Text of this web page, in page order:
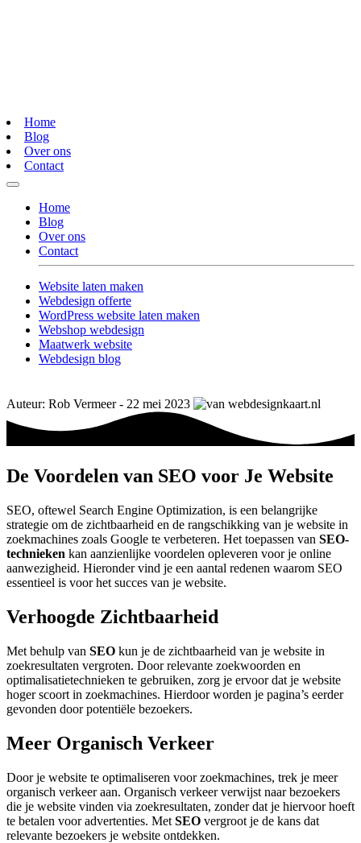
Home
Blog
Over ons
Contact
Home
Blog
Over ons
Contact
Website laten maken
Webdesign offerte
WordPress website laten maken
Webshop webdesign
Maatwerk website
Webdesign blog
Auteur: Rob Vermeer - 22 mei 2023
De Voordelen van SEO voor Je Website
SEO, oftewel Search Engine Optimization, is een belangrijke
strategie om de zichtbaarheid en de rangschikking van je website in
zoekmachines zoals Google te verbeteren. Het toepassen van SEO-
technieken kan aanzienlijke voordelen opleveren voor je online
aanwezigheid. Hieronder vind je een aantal redenen waarom SEO
essentieel is voor het succes van je website.
Verhoogde Zichtbaarheid
Met behulp van SEO kun je de zichtbaarheid van je website in
zoekresultaten vergroten. Door relevante zoekwoorden en
optimalisatietechnieken te gebruiken, zorg je ervoor dat je website
hoger scoort in zoekmachines. Hierdoor worden je pagina’s eerder
gevonden door potentiële bezoekers.
Meer Organisch Verkeer
Door je website te optimaliseren voor zoekmachines, trek je meer
organisch verkeer aan. Organisch verkeer verwijst naar bezoekers
die je website vinden via zoekresultaten, zonder dat je hiervoor hoeft
te betalen voor advertenties. Met SEO vergroot je de kans dat
relevante bezoekers je website ontdekken.